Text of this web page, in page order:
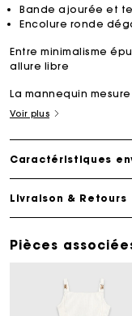
Bande ajourée et
Encolure ronde
Entre minimalisme
allure libre
La mannequin
Voir plus
Caractéristiques
Livraison & Retours
Pièces